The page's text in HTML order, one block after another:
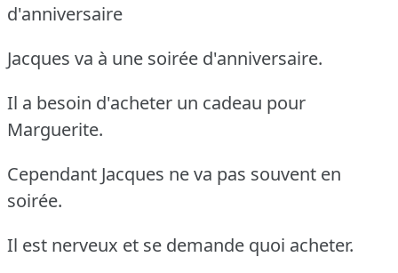
d'anniversaire
Jacques va à une soirée d'anniversaire.
Il a besoin d'acheter un cadeau pour
Marguerite.
Cependant Jacques ne va pas souvent en
soirée.
Il est nerveux et se demande quoi acheter.